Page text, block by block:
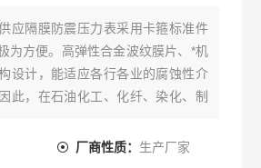
应隔膜防震压力表采用卡箍标准件
为方便。高弹性合金波纹膜片、*机
设计，能适应各行各业的腐蚀性介
此，在石油化工、化纤、染化、制
厂商性质： 生产厂家